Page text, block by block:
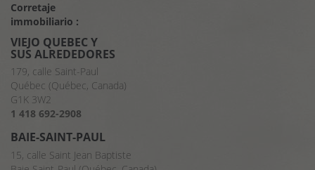
Corretaje
immobiliario :
VIEJO QUEBEC Y
SUS ALREDEDORES
179, calle Saint-Paul
Québec (Québec, Canada)
G1K 3W2
1 418 692-2908
BAIE-SAINT-PAUL
15, calle Saint Jean Baptiste